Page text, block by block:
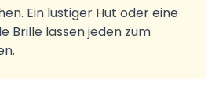
Ein lustiger Hut oder eine
Brille lassen jeden zum